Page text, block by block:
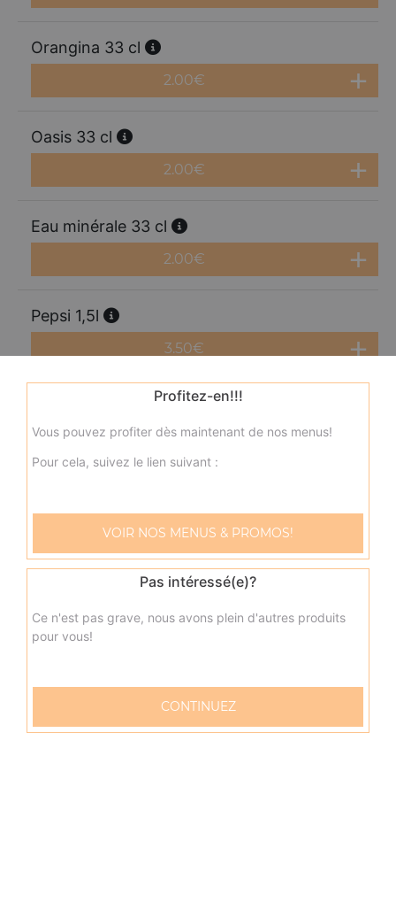
Orangina 33 cl
2.00€
Oasis 33 cl
2.00€
Eau minérale 33 cl
2.00€
Pepsi 1,5l
3.50€
3.50€
3.50€
4.00€
Profitez-en!!!
Vous pouvez profiter dès maintenant de nos menus!
Pour cela, suivez le lien suivant :
VOIR NOS MENUS & PROMOS!
Pas intéressé(e)?
Ce n'est pas grave, nous avons plein d'autres produits
pour vous!
CONTINUEZ